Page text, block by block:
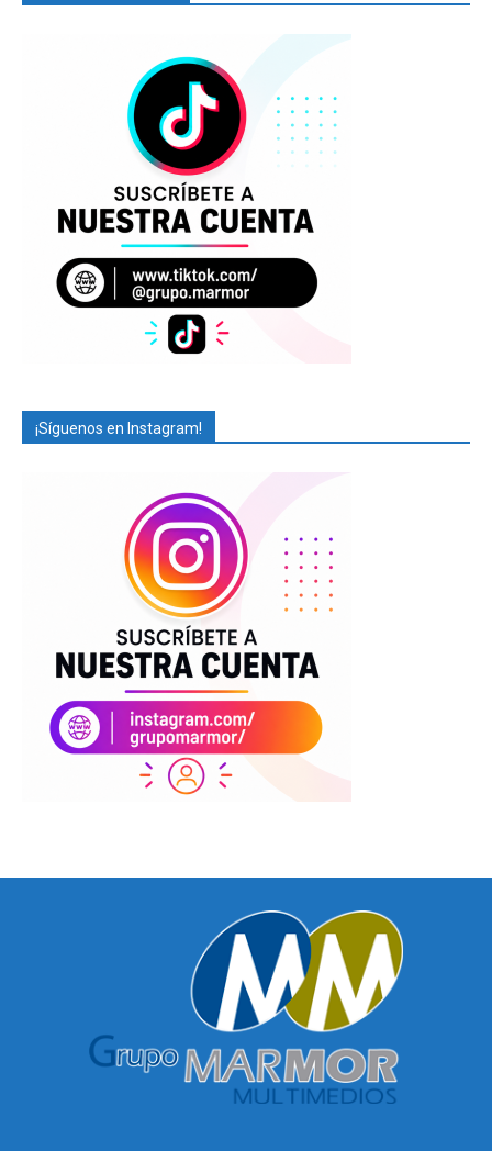
¡Síguenos en Instagram!